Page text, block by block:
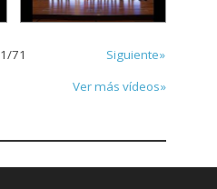
1/71
Siguiente»
Ver más vídeos»